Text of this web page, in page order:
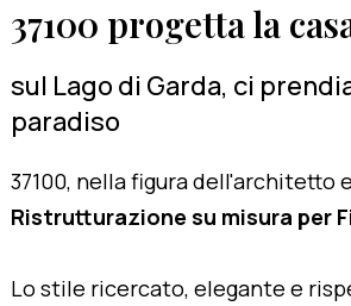
37100 progetta la
sul Lago di Garda, ci
paradiso
37100, nella figura dell'architetto
Ristrutturazione su misura per
Lo stile ricercato, elegante e